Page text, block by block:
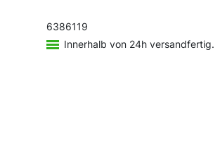
Riemen nach Marke(717)
6386119
Innerhalb von 24h versandfertig.